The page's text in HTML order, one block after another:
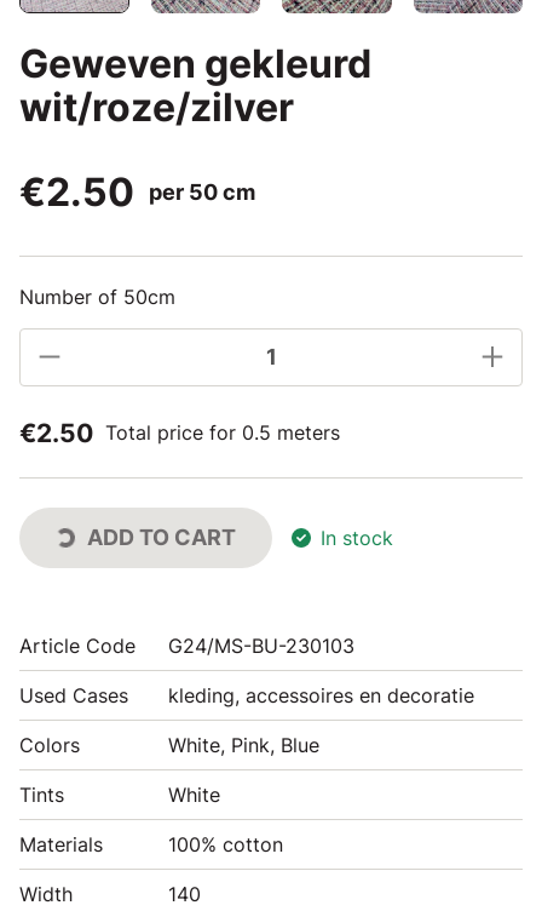
Geweven gekleurd
wit/roze/zilver
€2.50
per 50 cm
Number of 50cm
€2.50 Total price for 0.5 meters
ADD TO CART In stock
Article Code G24/MS-BU-230103
Used Cases kleding, accessoires en decoratie
Colors White, Pink, Blue
Tints White
Materials 100% cotton
Width 140